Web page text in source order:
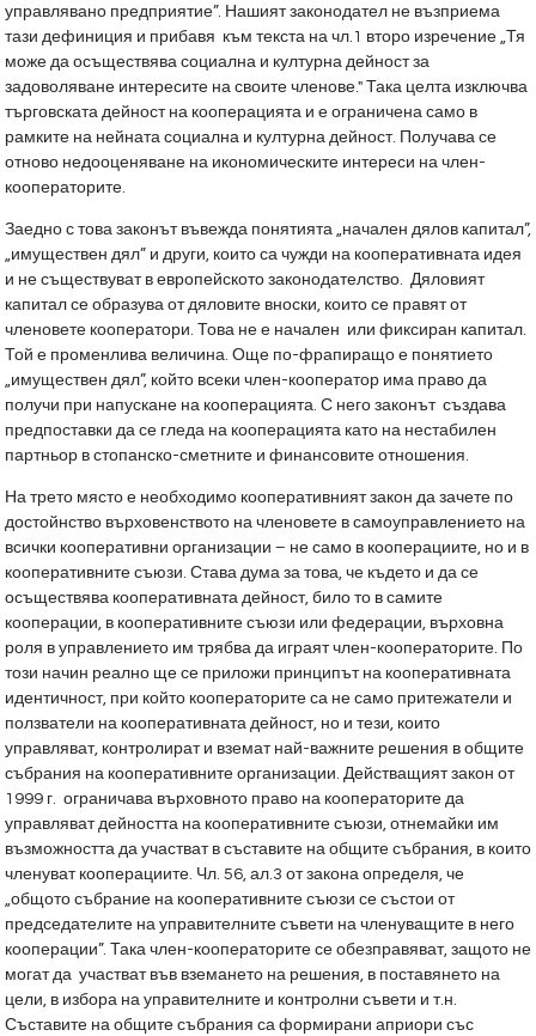
управлявано предприятие”. Нашият законодател не възприема
тази дефиниция и прибавя към текста на чл.1 второ изречение „Тя
може да осъществява социална и културна дейност за
задоволяване интересите на своите членове." Така целта изключва
търговската дейност на кооперацията и е ограничена само в
рамките на нейната социална и културна дейност. Получава се
отново недооценяване на икономическите интереси на член-
кооператорите.
Заедно с това законът въвежда понятията „начален дялов капитал”,
„имуществен дял” и други, които са чужди на кооперативната идея
и не съществуват в европейското законодателство. Дяловият
капитал се образува от дяловите вноски, които се правят от
членовете кооператори. Това не е начален или фиксиран капитал.
Той е променлива величина. Още по-фрапиращо е понятието
„имуществен дял”, който всеки член-кооператор има право да
получи при напускане на кооперацията. С него законът създава
предпоставки да се гледа на кооперацията като на нестабилен
партньор в стопанско-сметните и финансовите отношения.
На трето място е необходимо кооперативният закон да зачете по
достойнство върховенството на членовете в самоуправлението на
всички кооперативни организации – не само в кооперациите, но и в
кооперативните съюзи. Става дума за това, че където и да се
осъществява кооперативната дейност, било то в самите
кооперации, в кооперативните съюзи или федерации, върховна
роля в управлението им трябва да играят член-кооператорите. По
този начин реално ще се приложи принципът на кооперативната
идентичност, при който кооператорите са не само притежатели и
ползватели на кооперативната дейност, но и тези, които
управляват, контролират и вземат най-важните решения в общите
събрания на кооперативните организации. Действащият закон от
1999 г. ограничава върховното право на кооператорите да
управляват дейността на кооперативните съюзи, отнемайки им
възможността да участват в съставите на общите събрания, в които
членуват кооперациите. Чл. 56, ал.3 от закона определя, че
„общото събрание на кооперативните съюзи се състои от
председателите на управителните съвети на членуващите в него
кооперации”. Така член-кооператорите се обезправяват, защото не
могат да участват във вземането на решения, в поставянето на
цели, в избора на управителните и контролни съвети и т.н.
Съставите на общите събрания са формирани априори със